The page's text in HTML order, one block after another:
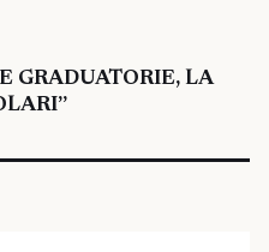
GRADUATORIE, LA